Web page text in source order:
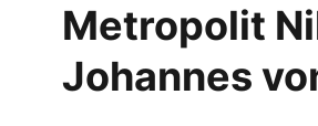
Metropolit
Johannes